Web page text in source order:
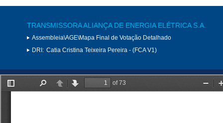
TRANSMISSORA ALIANÇA DE ENERGIA ELÉTRICA S.A.
Assembleia\AGE\Mapa Final de Votação Detalhado
DRI: Catia Cristina Teixeira Pereira - (FCA V1)